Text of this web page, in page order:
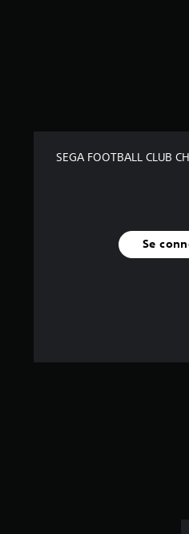
SEGA FOOTBALL CLUB
Se